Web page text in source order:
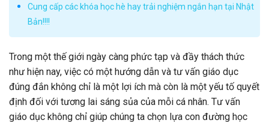
Cung cấp các khóa học hè hay trải nghiệm ngắn hạn tại Nhật
Bản!!!!
Trong một thế giới ngày càng phức tạp và đầy thách thức
như hiện nay, việc có một hướng dẫn và tư vấn giáo dục
đúng đắn không chỉ là một lợi ích mà còn là một yếu tố quyết
định đối với tương lai sáng sủa của mỗi cá nhân. Tư vấn
giáo dục không chỉ giúp chúng ta chọn lựa con đường học